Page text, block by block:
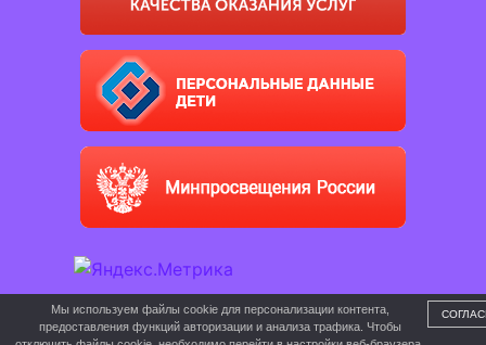
Мы используем файлы cookie для персонализации контента,
предоставления функций авторизации и анализа трафика. Чтобы